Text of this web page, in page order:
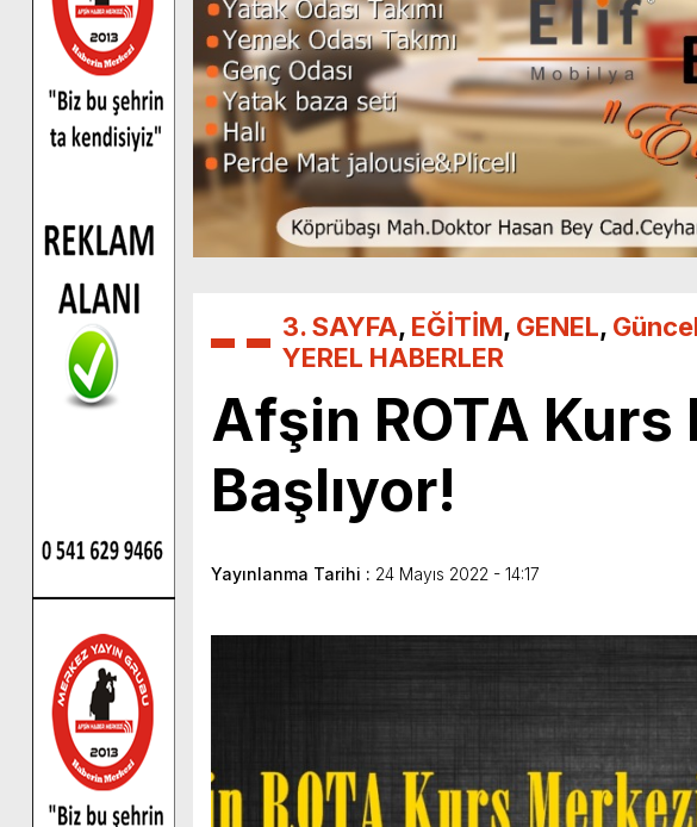
3. SAYFA, EĞİTİM, GENEL,
YEREL HABERLER
Afşin ROTA Kurs
Başlıyor!
Yayınlanma Tarihi : 24 Mayıs 2022 - 14:17